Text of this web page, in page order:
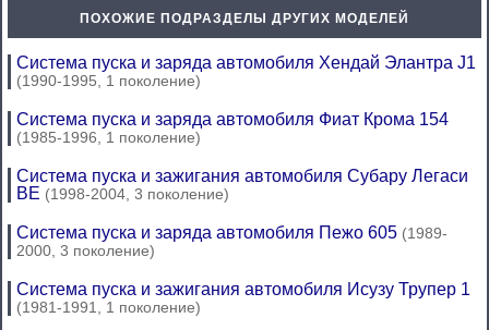
ПОХОЖИЕ ПОДРАЗДЕЛЫ ДРУГИХ МОДЕЛЕЙ
Система пуска и заряда автомобиля Хендай Элантра J1
(1990-1995, 1 поколение)
Система пуска и заряда автомобиля Фиат Крома 154
(1985-1996, 1 поколение)
Система пуска и зажигания автомобиля Субару Легаси
BE (1998-2004, 3 поколение)
Система пуска и заряда автомобиля Пежо 605 (1989-
2000, 3 поколение)
Система пуска и зажигания автомобиля Исузу Трупер 1
(1981-1991, 1 поколение)